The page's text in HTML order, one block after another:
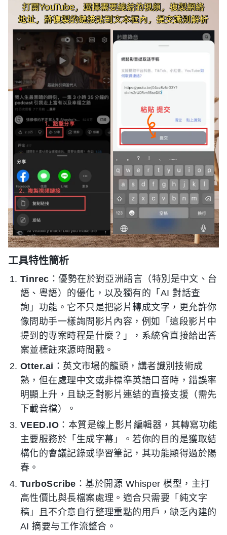
工具特性簡析
Tinrec ：優勢在於對亞洲語言（特別是中文、台
語、粵語）的優化，以及獨有的「AI 對話查
詢」功能。它不只是把影片轉成文字，更允許你
像問助手一樣詢問影片內容，例如「這段影片中
提到的專案時程是什麼？」，系統會直接給出答
案並標註來源時間戳。
Otter.ai ：英文市場的龍頭，講者識別技術成
熟，但在處理中文或非標準英語口音時，錯誤率
明顯上升，且缺乏對影片連結的直接支援（需先
下載音檔）。
VEED.IO ：本質是線上影片編輯器，其轉寫功能
主要服務於「生成字幕」。若你的目的是獲取結
構化的會議記錄或學習筆記，其功能顯得過於陽
春。
TurboScribe ：基於開源 Whisper 模型，主打
高性價比與長檔案處理。適合只需要「純文字
稿」且不介意自行整理重點的用戶，缺乏內建的
AI 摘要与工作流整合。